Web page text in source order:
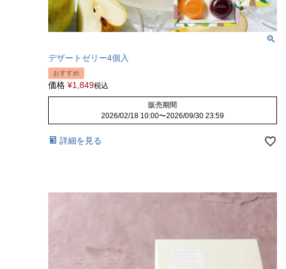
デザートゼリー4個入
おすすめ
価格 ¥1,849税込
販売期間
2026/02/18 10:00〜2026/09/30 23:59
詳細を見る